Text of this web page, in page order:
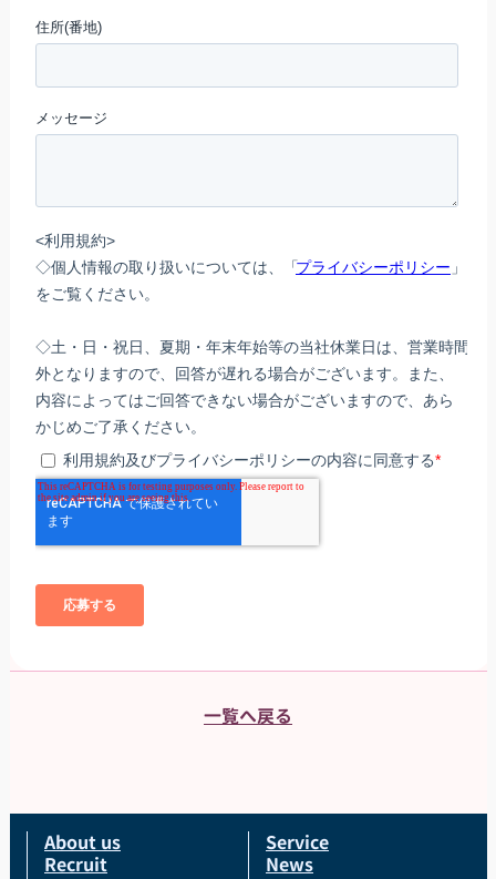
一覧へ戻る
About us
Recruit
Service
News